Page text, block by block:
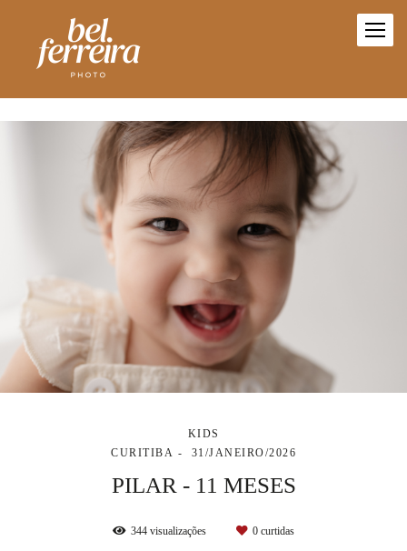
KIDS
CURITIBA
31/JANEIRO/2026
PILAR - 11 MESES
344 visualizações 0 curtidas